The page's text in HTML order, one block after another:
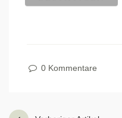
0 Kommentare